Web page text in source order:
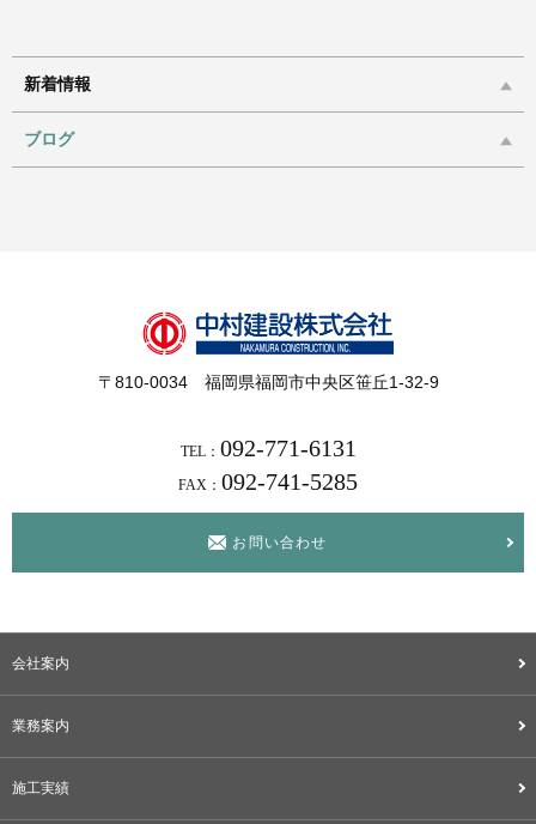
新着情報
ブログ
〒810-0034 福岡県福岡市中央区笹丘1-32-9
TEL： 092-771-6131
FAX： 092-741-5285
お問い合わせ
会社案内
業務案内
施工実績